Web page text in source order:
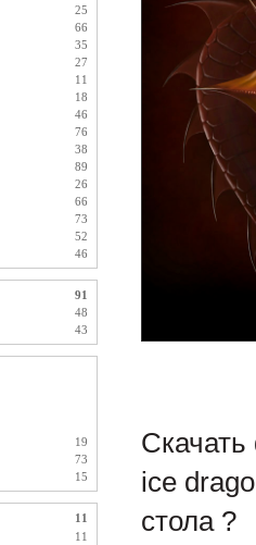
25
66
35
27
11
18
46
76
38
89
26
66
73
52
46
91
48
43
19
73
15
11
11
Скачать
ice
стола ?